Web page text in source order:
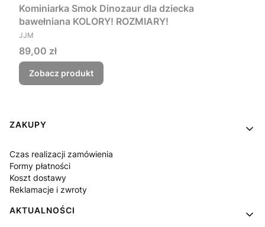
Kominiarka Smok Dinozaur dla dziecka
bawełniana KOLORY! ROZMIARY!
PRODUCENT
JJM
Cena
89,00 zł
Zobacz produkt
Linki w stopce
ZAKUPY
Czas realizacji zamówienia
Formy płatności
Koszt dostawy
Reklamacje i zwroty
AKTUALNOŚCI